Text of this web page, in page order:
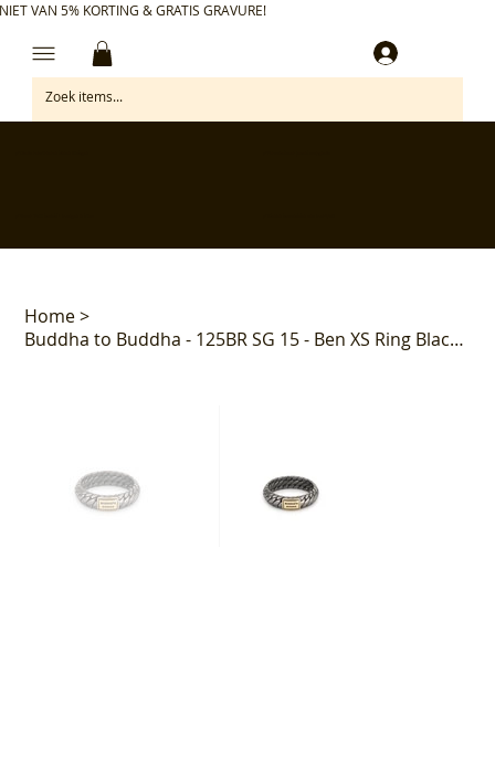
VAN 5% KORTING & GRATIS GRAVURE!
Home>
Buddha to Buddha - 125BR SG 15 - Ben XS Ring Black Rhodium Shine Gold 14kt*